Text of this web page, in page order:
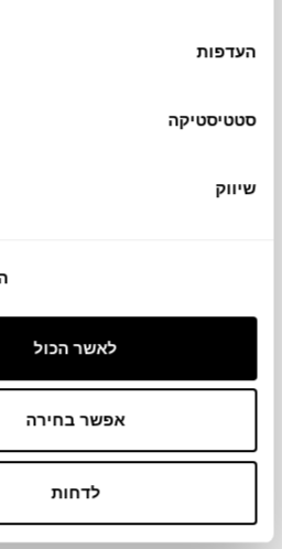
העדפות
סטטיסטיקה
שיווק
לאשר הכול
אפשר בחירה
לדחות
ספת שני מושבים למרפסות
בגינה. עשויה מבסיס אלומיניום
מפנק, שמתאים לסביבית חוץ
מידות
מק"ט